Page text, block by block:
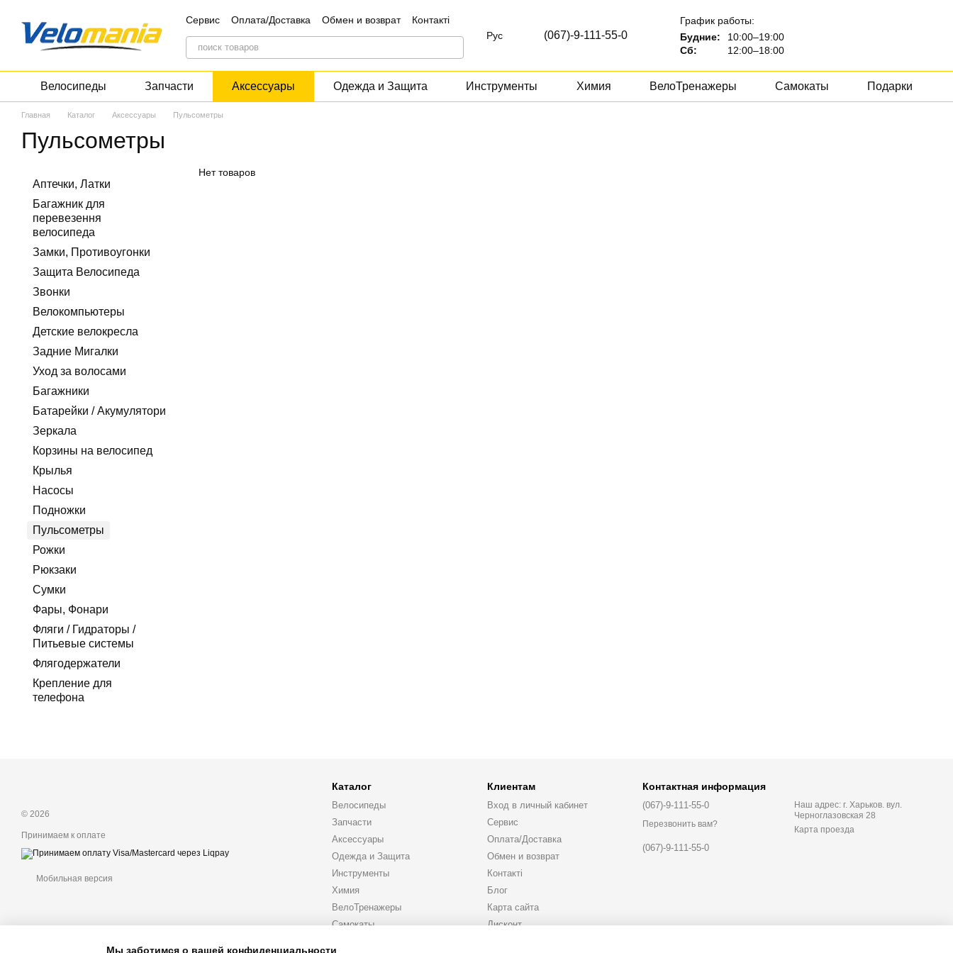
Сервис Оплата/Доставка Обмен и возврат
Контакті
Блог
Дисконт Рус (067)-9-111-55-0
График работы:
Будние:
10:00–19:00
Сб:
12:00–18:00
Велосипеды Запчасти Аксессуары Одежда и Защита Инструменты Химия ВелоТренажеры Самокаты Подарки
Главная Каталог Аксессуары Пульсометры
Пульсометры
Нет товаров
Аптечки, Латки
Багажник для
перевезення
велосипеда
Замки, Противоугонки
Защита Велосипеда
Звонки
Велокомпьютеры
Детские велокресла
Задние Мигалки
Уход за волосами
Багажники
Батарейки / Акумулятори
Зеркала
Корзины на велосипед
Крылья
Насосы
Подножки
Пульсометры
Рожки
Рюкзаки
Сумки
Фары, Фонари
Фляги / Гидраторы /
Питьевые системы
Флягодержатели
Крепление для
телефона
© 2026
Принимаем к оплате
Мобильная версия
Каталог
Велосипеды
Запчасти
Аксессуары
Одежда и Защита
Инструменты
Химия
ВелоТренажеры
Самокаты
Клиентам
Вход в личный кабинет
Сервис
Оплата/Доставка
Обмен и возврат
Контакті
Блог
Карта сайта
Дисконт
Контактная информация
(067)-9-111-55-0
Перезвонить вам?
(067)-9-111-55-0
Наш адрес: г. Харьков. вул.
Черноглазовская 28
Карта проезда
Мы заботимся о вашей конфиденциальности